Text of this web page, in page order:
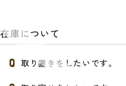
在庫について
取り置きをしたいです。